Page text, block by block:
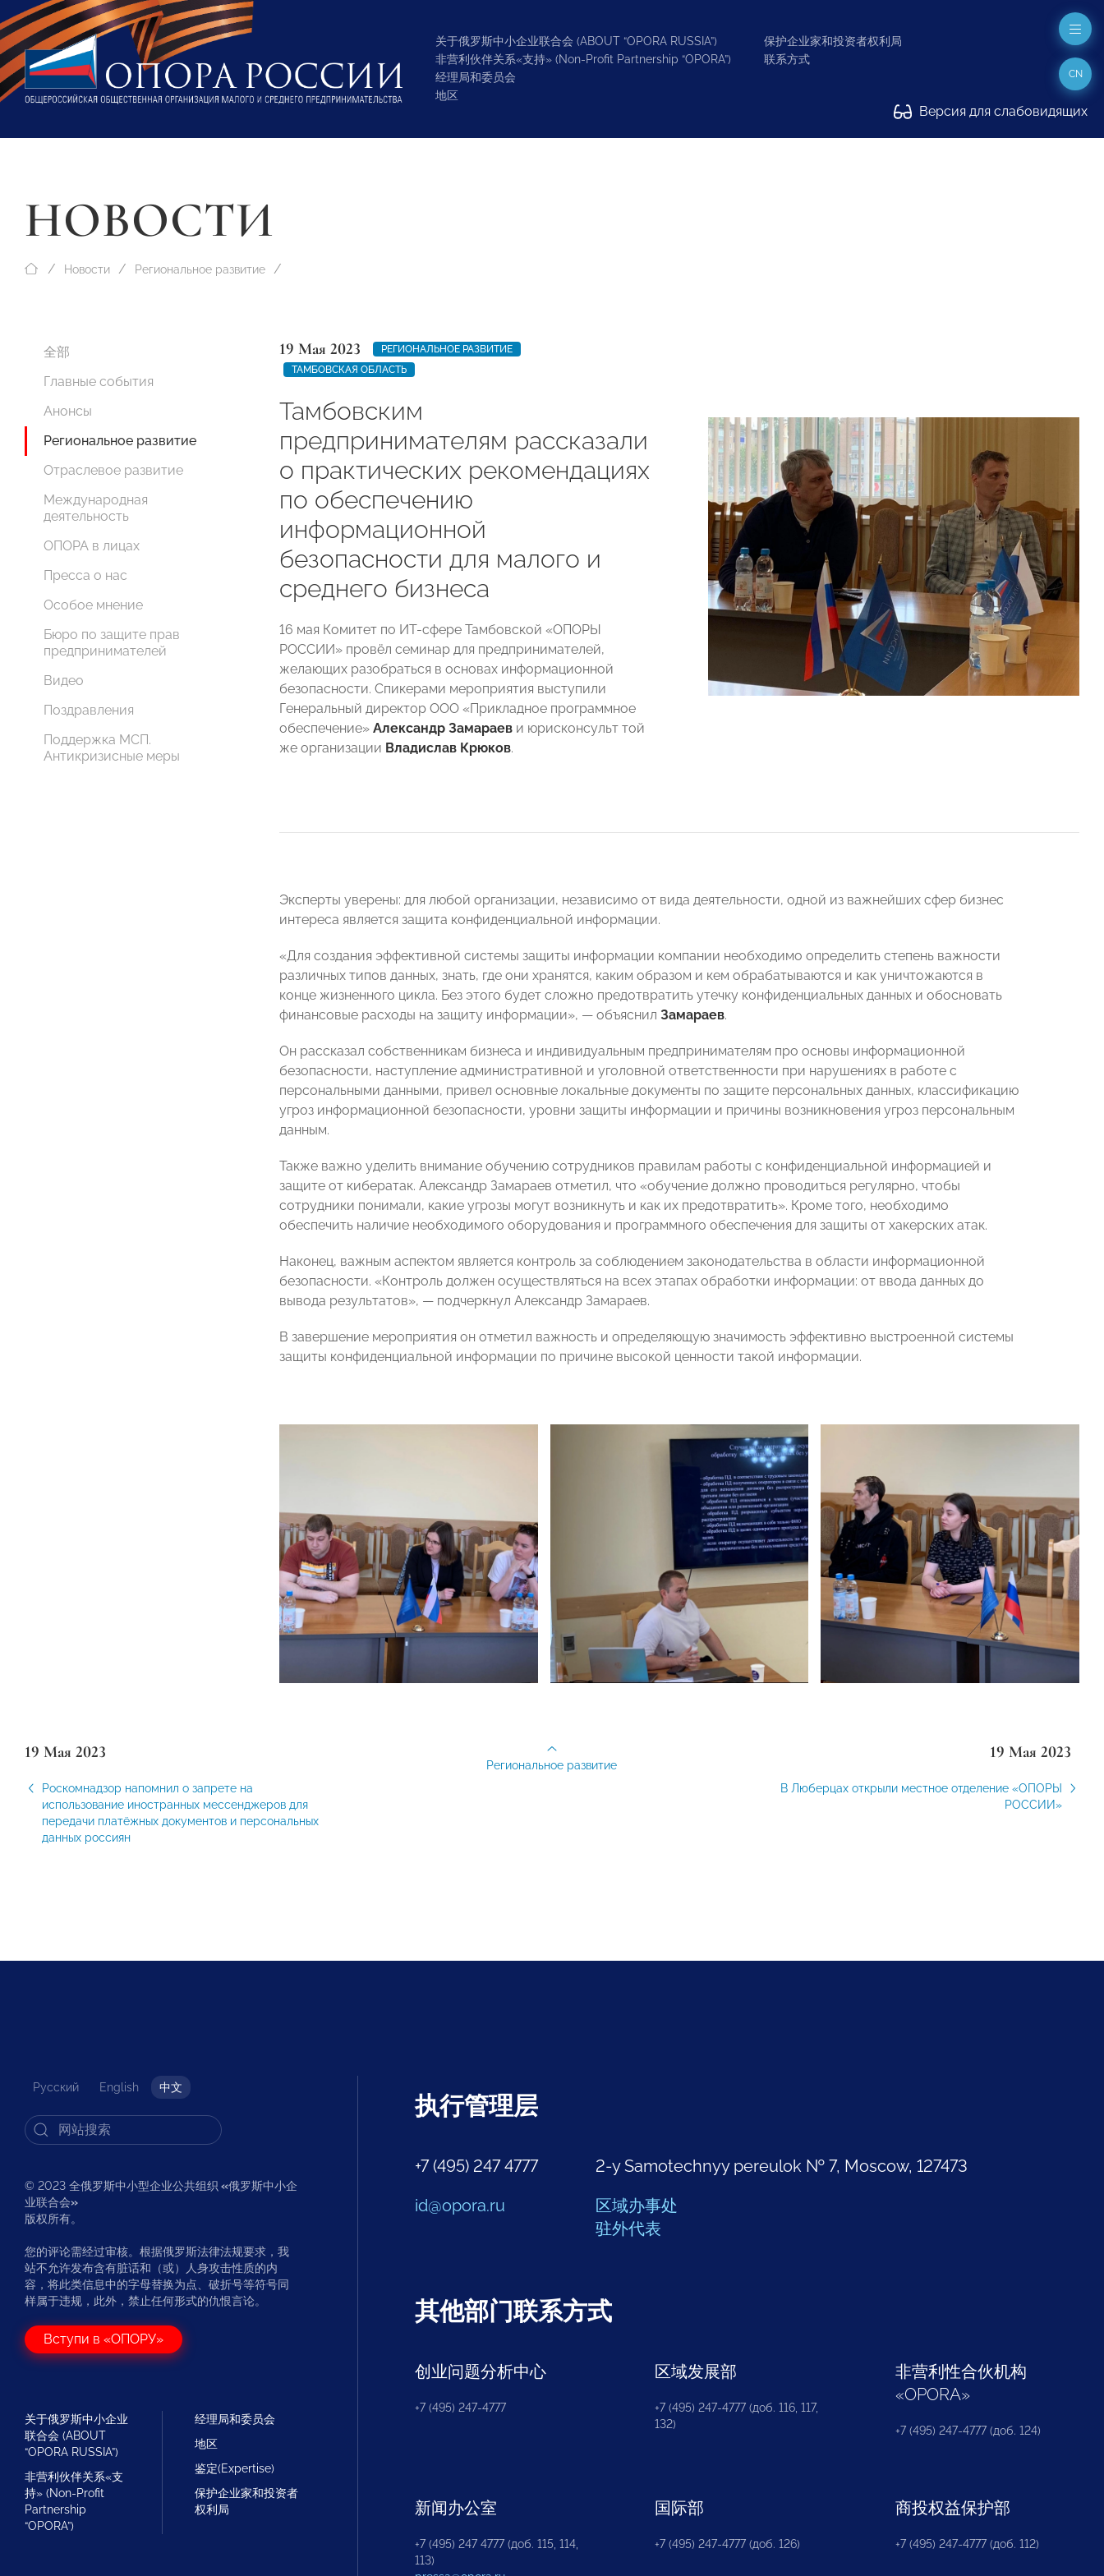
关于俄罗斯中小企业联合会 (ABOUT “OPORA RUSSIA”)
非营利伙伴关系«支持» (Non-Profit Partnership “OPORA”)
经理局和委员会
地区
保护企业家和投资者权利局
联系方式
Версия для слабовидящих
CN
НОВОСТИ
Новости Региональное развитие
全部
Главные события
Анонсы
Региональное развитие
Отраслевое развитие
Международная
деятельность
ОПОРА в лицах
Пресса о нас
Особое мнение
Бюро по защите прав
предпринимателей
Видео
Поздравления
Поддержка МСП.
Антикризисные меры
19 Мая 2023
РЕГИОНАЛЬНОЕ РАЗВИТИЕ
ТАМБОВСКАЯ ОБЛАСТЬ
Тамбовским
предпринимателям рассказали
о практических рекомендациях
по обеспечению
информационной
безопасности для малого и
среднего бизнеса
16 мая Комитет по ИТ-сфере Тамбовской «ОПОРЫ
РОССИИ» провёл семинар для предпринимателей,
желающих разобраться в основах информационной
безопасности. Спикерами мероприятия выступили
Генеральный директор ООО «Прикладное программное
обеспечение» Александр Замараев и юрисконсульт той
же организации Владислав Крюков.
Эксперты уверены: для любой организации, независимо от вида деятельности, одной из важнейших сфер бизнес
интереса является защита конфиденциальной информации.
«Для создания эффективной системы защиты информации компании необходимо определить степень важности
различных типов данных, знать, где они хранятся, каким образом и кем обрабатываются и как уничтожаются в
конце жизненного цикла. Без этого будет сложно предотвратить утечку конфиденциальных данных и обосновать
финансовые расходы на защиту информации», — объяснил Замараев.
Он рассказал собственникам бизнеса и индивидуальным предпринимателям про основы информационной
безопасности, наступление административной и уголовной ответственности при нарушениях в работе с
персональными данными, привел основные локальные документы по защите персональных данных, классификацию
угроз информационной безопасности, уровни защиты информации и причины возникновения угроз персональным
данным.
Также важно уделить внимание обучению сотрудников правилам работы с конфиденциальной информацией и
защите от кибератак. Александр Замараев отметил, что «обучение должно проводиться регулярно, чтобы
сотрудники понимали, какие угрозы могут возникнуть и как их предотвратить». Кроме того, необходимо
обеспечить наличие необходимого оборудования и программного обеспечения для защиты от хакерских атак.
Наконец, важным аспектом является контроль за соблюдением законодательства в области информационной
безопасности. «Контроль должен осуществляться на всех этапах обработки информации: от ввода данных до
вывода результатов», — подчеркнул Александр Замараев.
В завершение мероприятия он отметил важность и определяющую значимость эффективно выстроенной системы
защиты конфиденциальной информации по причине высокой ценности такой информации.
19 Мая 2023
Роскомнадзор напомнил о запрете на
использование иностранных мессенджеров для
передачи платёжных документов и персональных
данных россиян
19 Мая 2023
В Люберцах открыли местное отделение «ОПОРЫ
РОССИИ»
Региональное развитие
Русский English 中文
© 2023 全俄罗斯中小型企业公共组织 «俄罗斯中小企
业联合会»
版权所有。
您的评论需经过审核。根据俄罗斯法律法规要求，我
站不允许发布含有脏话和（或）人身攻击性质的内
容，将此类信息中的字母替换为点、破折号等符号同
样属于违规，此外，禁止任何形式的仇恨言论。
Вступи в «ОПОРУ»
关于俄罗斯中小企业
联合会 (ABOUT
“OPORA RUSSIA”)
非营利伙伴关系«支
持» (Non-Profit
Partnership
“OPORA”)
经理局和委员会
地区
鉴定(Expertise)
保护企业家和投资者
权利局
执行管理层
+7 (495) 247 4777
id@opora.ru
2-y Samotechnyy pereulok № 7, Moscow, 127473
区域办事处
驻外代表
其他部门联系方式
创业问题分析中心
+7 (495) 247-4777
区域发展部
+7 (495) 247-4777 (доб. 116, 117,
132)
非营利性合伙机构
«OPORA»
+7 (495) 247-4777 (доб. 124)
新闻办公室
+7 (495) 247 4777 (доб. 115, 114,
113)
国际部
+7 (495) 247-4777 (доб. 126)
商投权益保护部
+7 (495) 247-4777 (доб. 112)